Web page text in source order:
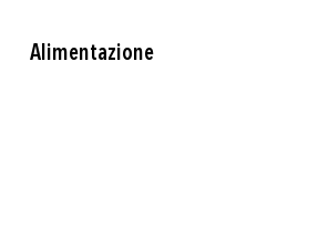
Alimentazione